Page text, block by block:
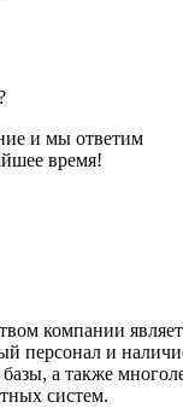
и мы ответим
время!
компании
персонал и
а также
систем.